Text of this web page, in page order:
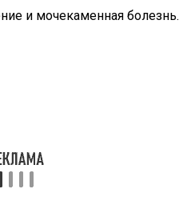
и мочекаменная болезнь.